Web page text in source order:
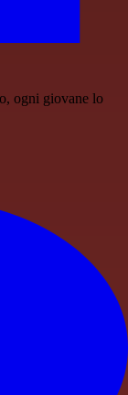
ogni giovane lo